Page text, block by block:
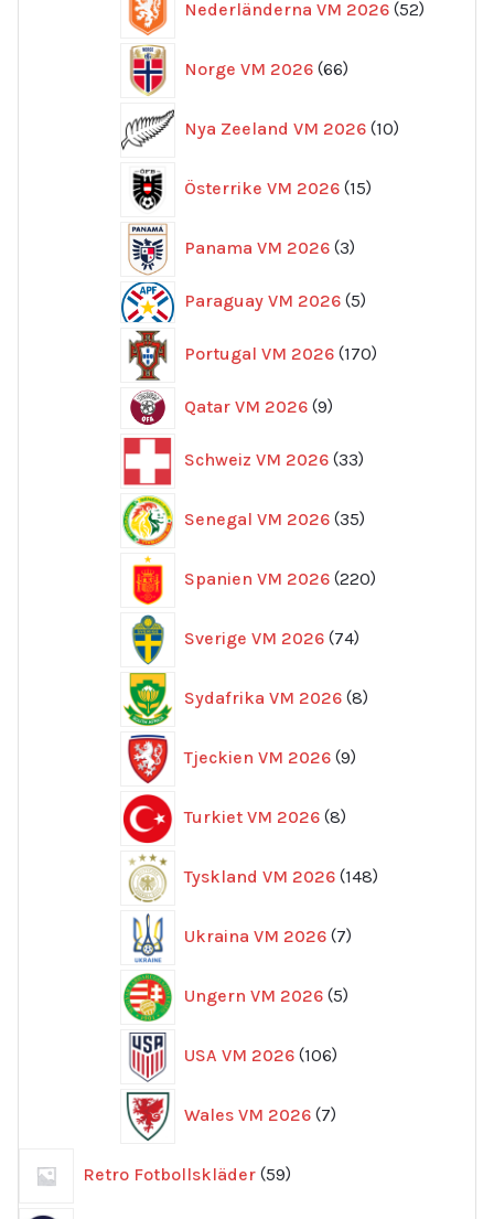
Nederländerna VM 2026 52
Norge VM 2026 66
produkter
Nya Zeeland VM 2026 10
produkter
Österrike VM 2026 15
produkter
Panama VM 2026 3
produkter
Paraguay VM 2026 55
Portugal VM 2026 170
produkter
Qatar VM 2026 99
Schweiz VM 2026 33
produkter
Senegal VM 2026 35
produkter
Spanien VM 2026 220
produkter
Sverige VM 2026 74
produkter
Sydafrika VM 2026 8
produkter
Tjeckien VM 2026 9
produkter
Turkiet VM 2026 8
produkter
Tyskland VM 2026 148
produkter
Ukraina VM 2026 7
produkter
Ungern VM 2026 5
produkter
USA VM 2026 106
produkter
Wales VM 2026 7
produkter
Retro Fotbollskläder 59
produkter